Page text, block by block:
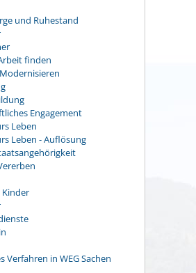
und Ruhestand
finden
Engagement
Leben
Leben - Auflösung
Kinder
Verfahren in WEG Sachen